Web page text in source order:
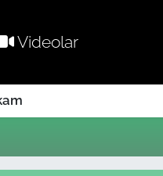
Videolar